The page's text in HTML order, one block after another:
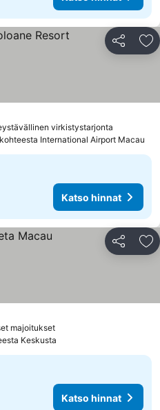
Jaa
virkistystarjonta
International Airport Macau
Katso hinnat
Jaa
majoitukset
Keskusta
Katso hinnat